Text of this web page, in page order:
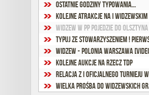
Ostatnie godziny typowania...
Kolejne atrakcje na I Widzewskim
Widzew w PP pojedzie do
Typuj ze Stowarzyszeniem !
Widzew - Polonia Warszawa
Kolejne aukcje na rzecz TDP
Relacja z I oficjalnego Turnieju
wielka prośba do Widzewskich